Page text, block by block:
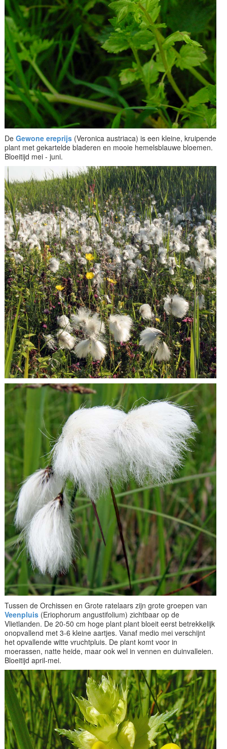
De Gewone ereprijs (Veronica austriaca) is een kleine, kruipende
plant met gekartelde bladeren en mooie hemelsblauwe bloemen.
Bloeitijd mei - juni.
Tussen de Orchissen en Grote ratelaars zijn grote groepen van
Veenpluis (Eriophorum angustifolium) zichtbaar op de
Vlietlanden. De 20-50 cm hoge plant plant bloeit eerst betrekkelijk
onopvallend met 3-6 kleine aartjes. Vanaf medio mei verschijnt
het opvallende witte vruchtpluis. De plant komt voor in
moerassen, natte heide, maar ook wel in vennen en duinvalleien.
Bloeitijd april-mei.